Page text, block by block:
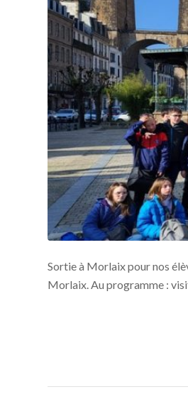
Sortie à Morlaix pour nos
Morlaix. Au programme :